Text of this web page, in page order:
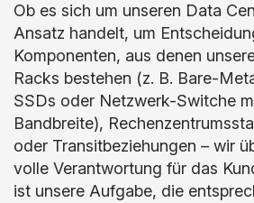
Ob es sich um unseren Data
Ansatz handelt, um
Komponenten, aus denen
Racks bestehen (z. B. Bare-
SSDs oder Netzwerk-Switche
Bandbreite),
oder Transitbeziehungen – wir
volle Verantwortung für das
ist unsere Aufgabe, die